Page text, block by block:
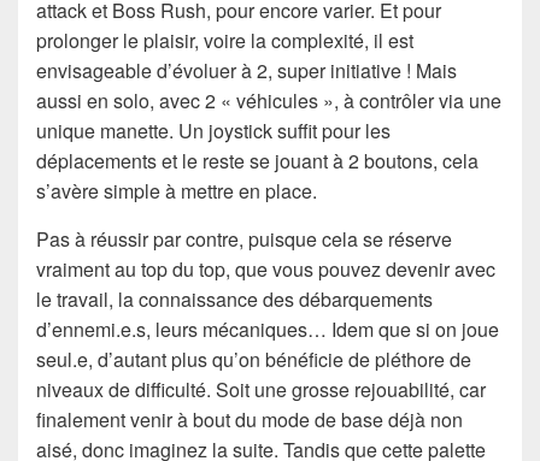
attack et Boss Rush, pour encore varier. Et pour
prolonger le plaisir, voire la complexité, il est
envisageable d’évoluer à 2, super initiative ! Mais
aussi en solo, avec 2 « véhicules », à contrôler via une
unique manette. Un joystick suffit pour les
déplacements et le reste se jouant à 2 boutons, cela
s’avère simple à mettre en place.
Pas à réussir par contre, puisque cela se réserve
vraiment au top du top, que vous pouvez devenir avec
le travail, la connaissance des débarquements
d’ennemi.e.s, leurs mécaniques… Idem que si on joue
seul.e, d’autant plus qu’on bénéficie de pléthore de
niveaux de difficulté. Soit une grosse rejouabilité, car
finalement venir à bout du mode de base déjà non
aisé, donc imaginez la suite. Tandis que cette palette